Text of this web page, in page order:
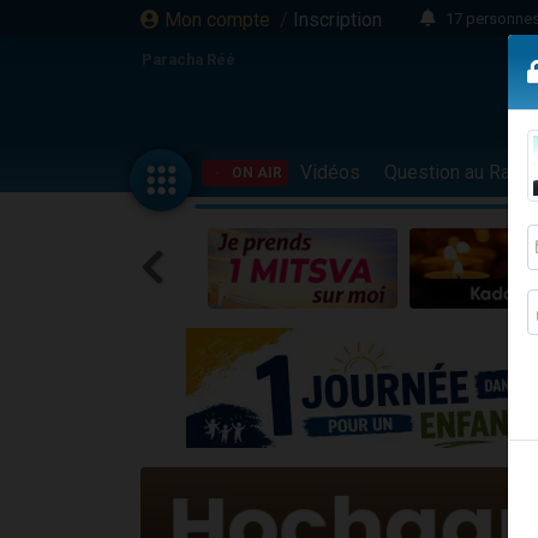
Mon compte / Inscription
17
Il reste
Eva vient de
4
3 personnes
3
2 personnes
Il reste
30
3
2 personnes
Paracha Réé
ON AIR Vidéos Question au Rav